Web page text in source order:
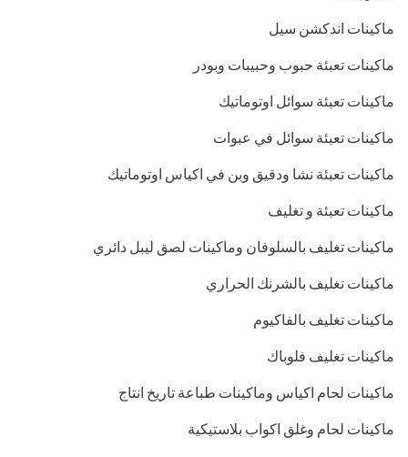
ماكينات اندكشن سيل
ماكينات تعبئة حبوب وحبيبات وبودر
ماكينات تعبئة سوائل اوتوماتيك
ماكينات تعبئة سوائل في عبوات
ماكينات تعبئة نشا ودقيق وبن في اكياس اوتوماتيك
ماكينات تعبئة و تغليف
ماكينات تغليف بالسلوفان وماكينات لصق ليبل دائري
ماكينات تغليف بالشرنك الحراري
ماكينات تغليف بالفاكيوم
ماكينات تغليف فلوباك
ماكينات لحام اكياس وماكينات طباعة تاريخ انتاج
ماكينات لحام وغلق اكواب بلاستيكية